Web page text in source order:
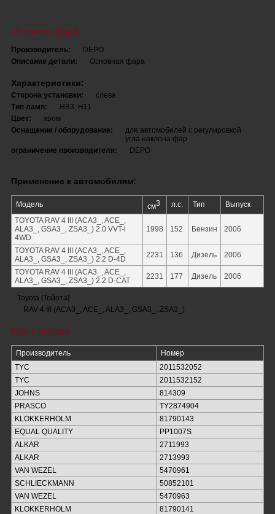
Основная фара
Производитель:
DEPO
Описание детали:
Основная фара
Характеристики:
Сторона установки:
слева
Тип ламп:
HB3, H11
Цвет:
хром
Оснащение / оборудование:
для автомобилей с регулировкой
угла наклона фар
ограничение производителя:
DEPO
Применение к автомобилям:
Модель см3 л.с. Тип
Выпуск
TOYOTA RAV 4 III (ACA3_, ACE_,
ALA3_, GSA3_, ZSA3_) 2.0 VVT-i
4WD
1998 152 Бензин 2006
TOYOTA RAV 4 III (ACA3_, ACE_,
ALA3_, GSA3_, ZSA3_) 2.2 D-4D
2231 136 Дизель
2006
TOYOTA RAV 4 III (ACA3_, ACE_,
ALA3_, GSA3_, ZSA3_) 2.2 D-CAT
2231 177 Дизель 2006
Toyota [Тойота]
RAV 4 III (ACA3_, ACE_, ALA3_, GSA3_, ZSA3_)
Кросс номера
Производитель
Номер
TYC
2011532052
TYC
2011532152
JOHNS
814309
PRASCO
TY2874904
KLOKKERHOLM
81790143
EQUAL QUALITY
PP1007S
ALKAR
2711993
ALKAR
2713993
VAN WEZEL
5470961
SCHLIECKMANN
50852101
VAN WEZEL
5470963
KLOKKERHOLM
81790141